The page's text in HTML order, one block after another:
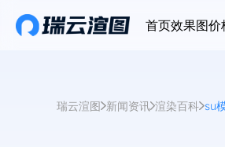
首页效果图价
瑞云渲图 新闻资讯 渲染百科 su